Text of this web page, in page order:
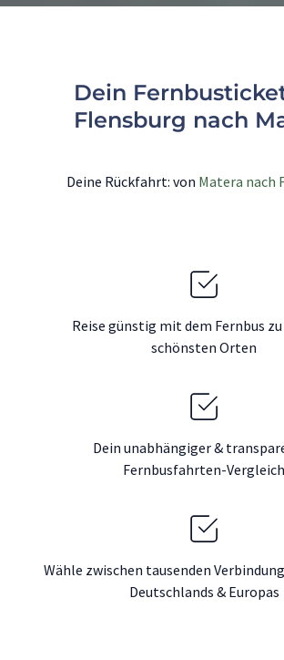
Dein
Flensburg nach
Deine Rückfahrt: von Matera nach
Reise günstig mit dem Fernbus
schönsten Orten
Dein unabhängiger &
Fernbusfahrten-Vergleich
Wähle zwischen tausenden
Deutschlands & Europas